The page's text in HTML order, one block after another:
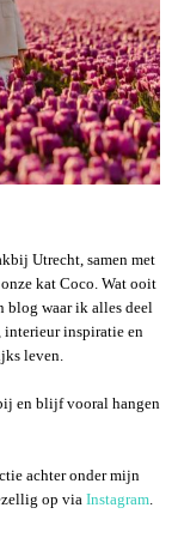
Utrecht, samen met
kat Coco. Wat ooit
blog waar ik alles deel
interieur inspiratie en
leven.
en blijf vooral hangen
achter onder mijn
op viaInstagram.